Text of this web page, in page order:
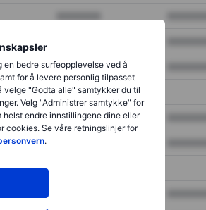
bedre surfeopplevelse ved å
for å levere personlig tilpasset
velge "Godta alle" samtykker du til
Velg "Administrer samtykke" for
endre innstillingene dine eller
cookies. Se våre retningslinjer for
.
XXXXXXX
XXXXXXX